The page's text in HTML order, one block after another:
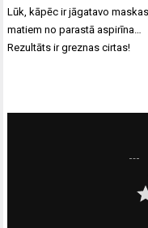
Ziņu
izvēlne
Lūk, kāpēc ir jāgatavo maskas
matiem no parastā aspirīna…
Rezultāts ir greznas cirtas!